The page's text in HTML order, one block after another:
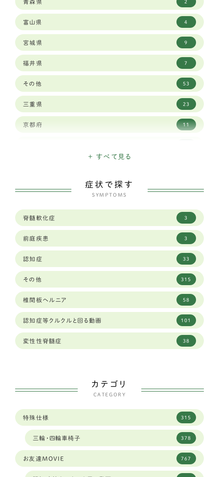
ボーダーコリー 23
セントバーナード 2
バーニーズマウンテンドッグ 6
ロットワイラー 1
ワイマラナー 3
ゴールデンレトリバー 12
バーニーズマウンテン
オールドイングリッシュシープドッグ
グレートピレニーズ 6
レオンベルガー 1
ジャーマンシェパード 8
ラブラドールレトリーバー 59
秋田犬 2
ゴールデンレトリーバー 13
バセットハウンド 3
中型犬 289
ダルメシアン 1
琉球犬ミックス 2
青森県 2
富山県 4
宮城県 9
福井県 7
その他 53
三重県 23
京都府 11
和歌山県 8
埼玉県 23
大分県 1
大阪府 34
奈良県 12
山口県 2
山形県 2
岐阜県 96
6
岩手県 3
4
広島 1
+ すべて見る
症状で探す
SYMPTOMS
脊髄軟化症 3
前庭疾患 3
認知症 33
その他 315
椎間板ヘルニア 58
認知症等クルクルと回る動画 101
変性性脊髄症 38
カテゴリ
CATEGORY
特殊仕様 315
三輪・四輪車椅子 378
お友達MOVIE 767